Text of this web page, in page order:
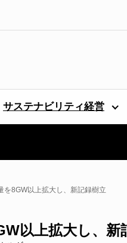
サステナビリティ経営
8GW以上拡大し、新記録樹立
以上拡大し、新